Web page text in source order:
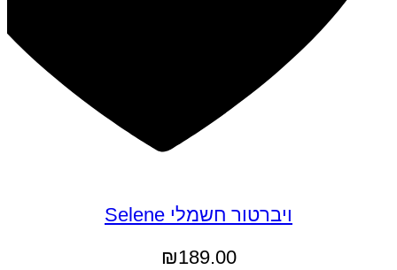
ויברטור חשמלי Selene
₪189.00